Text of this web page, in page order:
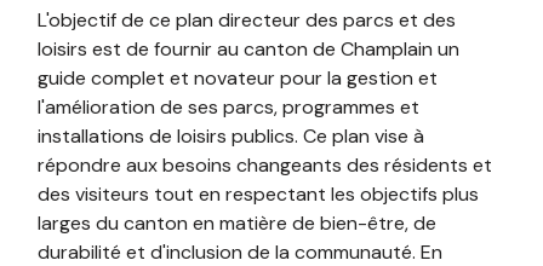
L'objectif de ce plan directeur des parcs et des
loisirs est de fournir au canton de Champlain un
guide complet et novateur pour la gestion et
l'amélioration de ses parcs, programmes et
installations de loisirs publics. Ce plan vise à
répondre aux besoins changeants des résidents et
des visiteurs tout en respectant les objectifs plus
larges du canton en matière de bien-être, de
durabilité et d'inclusion de la communauté. En